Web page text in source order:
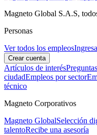
Magneto Global S.A.S,
Personas
Ver todos los empleos
Crear cuenta
Artículos de interés
ciudadEmpleos por sector
técnico
Magneto Corporativos
Magneto GlobalSelección
talentoRecibe una asesoría